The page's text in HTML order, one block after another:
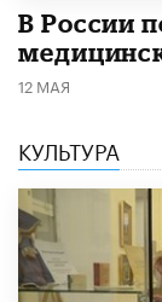
В России
12 МАЯ
КУЛЬТУРА